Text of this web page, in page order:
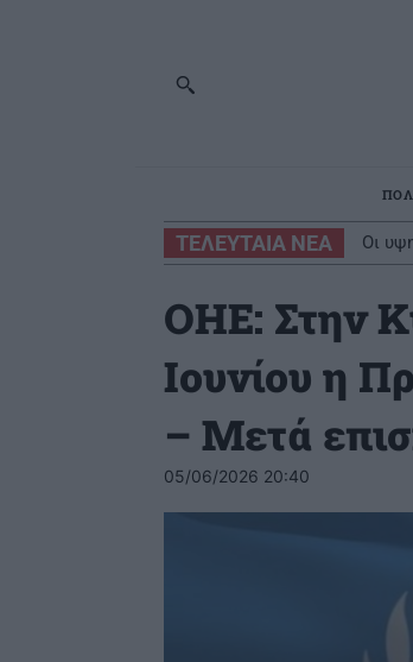
ΤΕΛΕΥΤΑΙΑ ΝΕΑ
Οι
εποχή
ΟΗΕ: Στην
Ιουνίου η
– Μετά
05/06/2026 20:40